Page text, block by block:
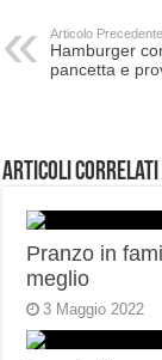
Articolo Precedente
Hamburger
pancetta e
Articoli correlati
Pranzo in
meglio
3 Maggio 2022